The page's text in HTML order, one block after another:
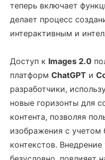
теперь включает
делает процесс
интерактивным и
Доступ к Images 2.0
платформ ChatGPT и
разработчики,
новые горизонты для
контента, позволяя
изображения с учетом
контекстов.